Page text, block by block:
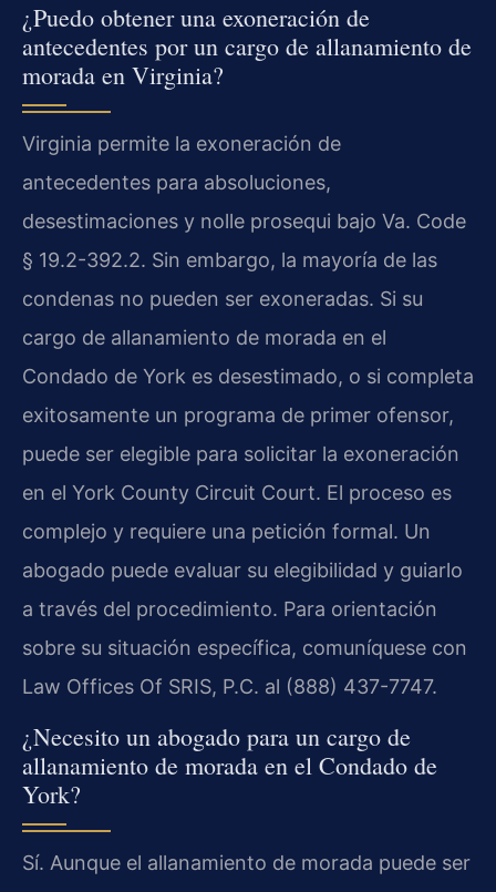
¿Puedo obtener una exoneración de
antecedentes por un cargo de allanamiento de
morada en Virginia?
Virginia permite la exoneración de
antecedentes para absoluciones,
desestimaciones y nolle prosequi bajo Va. Code
§ 19.2-392.2. Sin embargo, la mayoría de las
condenas no pueden ser exoneradas. Si su
cargo de allanamiento de morada en el
Condado de York es desestimado, o si completa
exitosamente un programa de primer ofensor,
puede ser elegible para solicitar la exoneración
en el York County Circuit Court. El proceso es
complejo y requiere una petición formal. Un
abogado puede evaluar su elegibilidad y guiarlo
a través del procedimiento. Para orientación
sobre su situación específica, comuníquese con
Law Offices Of SRIS, P.C. al (888) 437-7747.
¿Necesito un abogado para un cargo de
allanamiento de morada en el Condado de
York?
Sí. Aunque el allanamiento de morada puede ser